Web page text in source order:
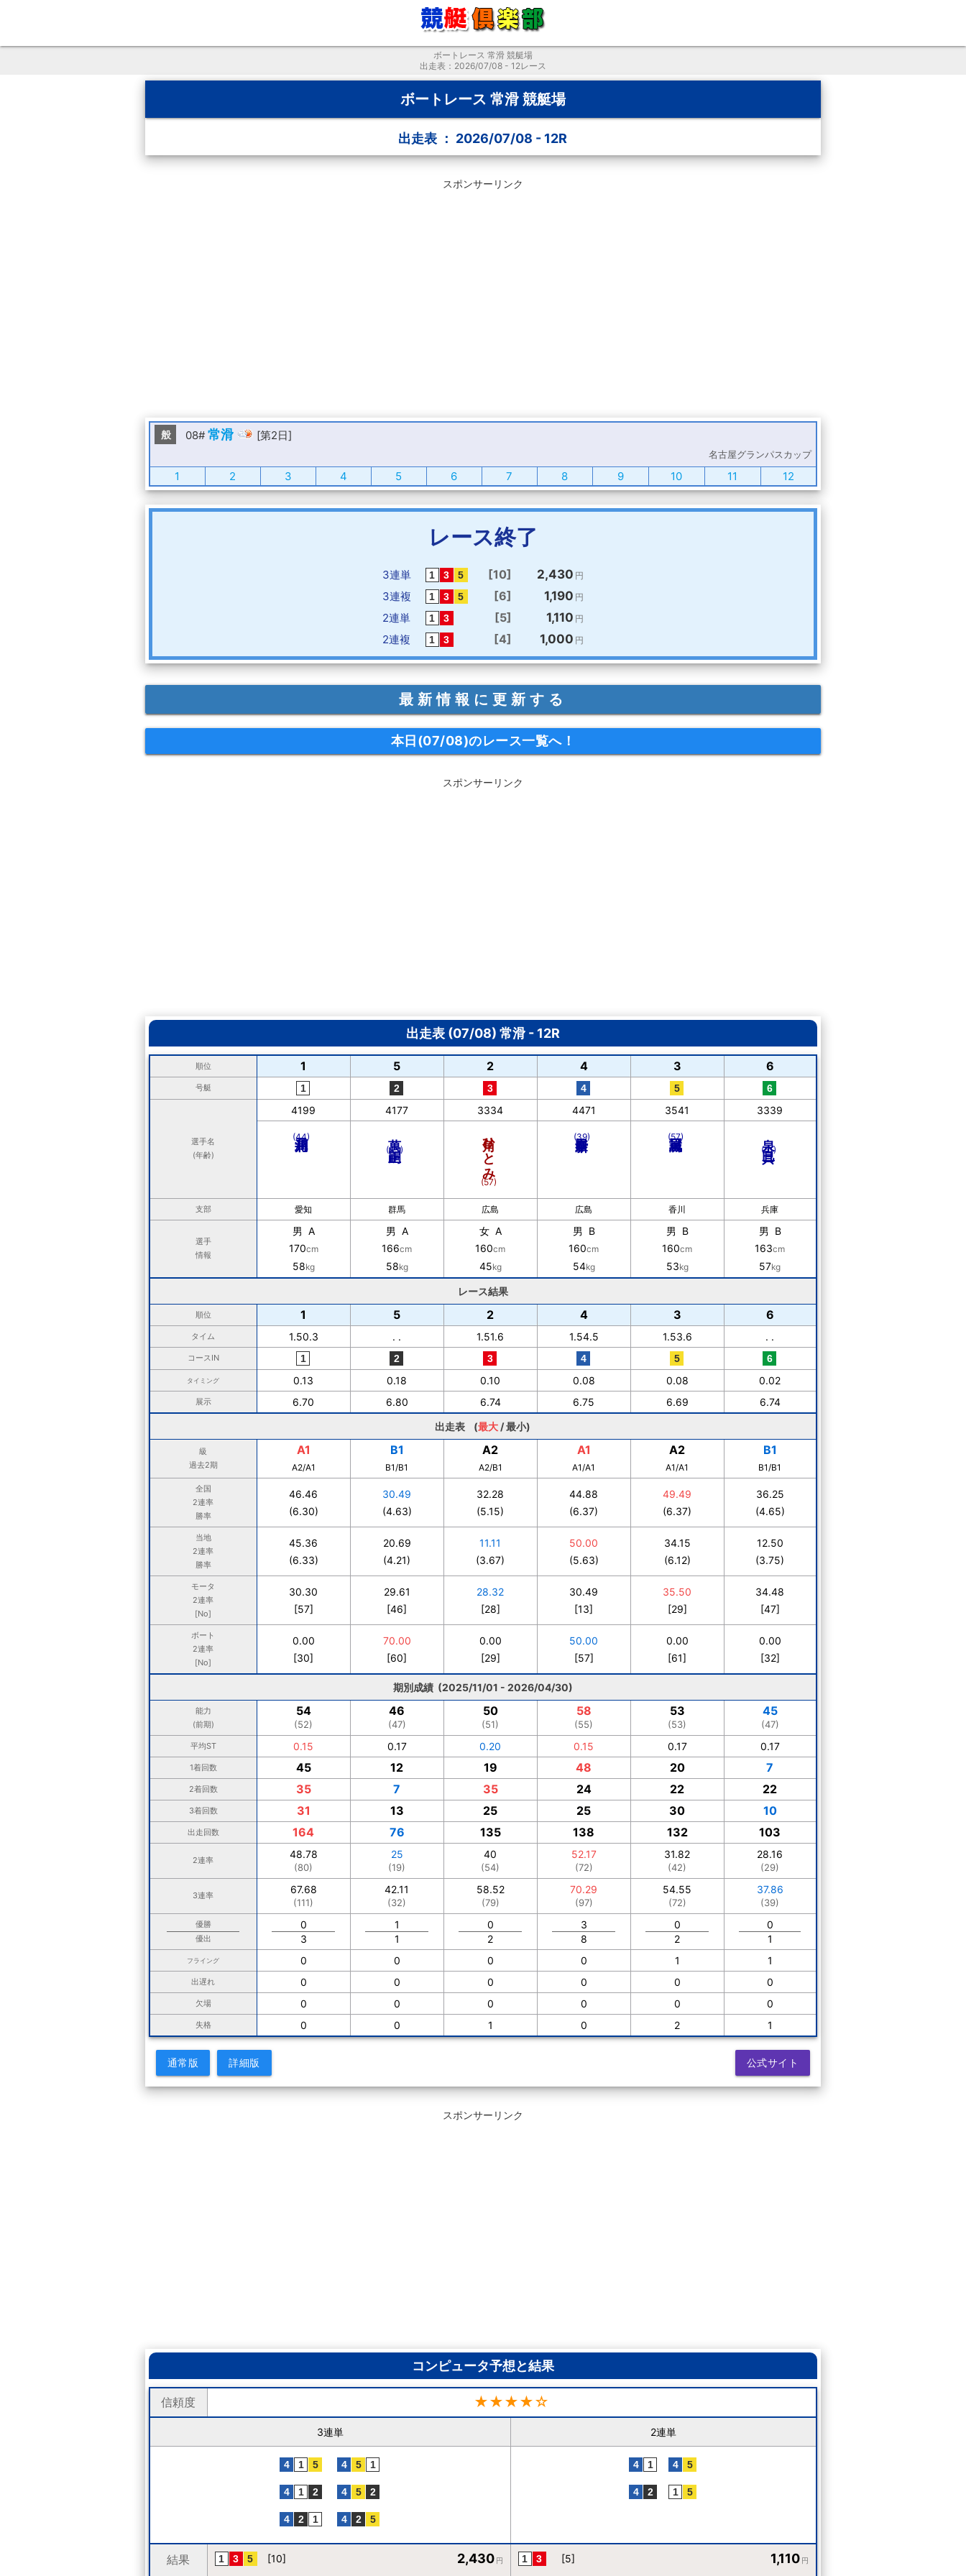
ボートレース 常滑 競艇場
出走表：2026/07/08 - 12レース
ボートレース 常滑 競艇場
出走表 ： 2026/07/08 - 12R
スポンサーリンク
般 08# 常滑 [第2日]
名古屋グランパスカップ
1 2 3 4 5 6 7 8 9 10 11 12
レース終了
3連単 [10] 2,430 円
3連複 [6] 1,190 円
2連単 [5] 1,110 円
2連複 [4] 1,000 円
最新情報に更新する
本日(07/08)のレース一覧へ！
スポンサーリンク
出走表 (07/08) 常滑 - 12R
順位 1 5 2 4 3 6
号艇
選手名
(年齢)
4199 4177 3334 4471 3541 3339
(44)
(43) 角ひとみ
(57)
(39) (57)
(61)
支部 愛知 群馬 広島 広島 香川 兵庫
選手
情報
男 A
170cm
58kg
男 A
166cm
58kg
女 A
160cm
45kg
男 B
160cm
54kg
男 B
160cm
53kg
男 B
163cm
57kg
レース結果
順位 1 5 2 4 3 6
タイム 1.50.3 . . 1.51.6 1.54.5 1.53.6 . .
コースIN
タイミング 0.13 0.18 0.10 0.08 0.08 0.02
展示 6.70 6.80 6.74 6.75 6.69
6.74
出走表 (最大 /最小)
級
過去2期
A1
A2/A1
B1
B1/B1
A2
A2/B1
A1
A1/A1
A2
A1/A1
B1
B1/B1
全国
2連率
勝率
46.46
(6.30)
30.49
(4.63)
32.28
(5.15)
44.88
(6.37)
49.49
(6.37)
36.25
(4.65)
当地
2連率
勝率
45.36
(6.33)
20.69
(4.21)
11.11
(3.67)
50.00
(5.63)
34.15
(6.12)
12.50
(3.75)
モータ
2連率
[No]
30.30
[57]
29.61
[46]
28.32
[28]
30.49
[13]
35.50
[29]
34.48
[47]
ボート
2連率
[No]
0.00
[30]
70.00
[60]
0.00
[29]
50.00
[57]
0.00
[61]
0.00
[32]
期別成績 (2025/11/01 - 2026/04/30)
能力
(前期)
54
(52)
46
(47)
50
(51)
58
(55)
53
(53)
45
(47)
平均ST 0.15 0.17 0.20 0.15 0.17 0.17
1着回数 45 12 19 48 20 7
2着回数 35 7 35 24 22 22
3着回数 31 13 25 25 30 10
出走回数 164 76 135 138 132 103
2連率 48.78
(80)
25
(19)
40
(54)
52.17
(72)
31.82
(42)
28.16
(29)
3連率 67.68
(111)
42.11
(32)
58.52
(79)
70.29
(97)
54.55
(72)
37.86
(39)
優勝
優出
0
3
1
1
0
2
3
8
0
2
0
1
フライング 0 0 0 0 1 1
出遅れ 0 0 0 0 0 0
欠場 0 0 0 0 0 0
失格 0 0 1 0 2 1
通常版 詳細版 公式サイト
スポンサーリンク
コンピュータ予想と結果
信頼度 ★★★★☆
3連単 2連単
結果 [10] 2,430 円 [5] 1,110 円